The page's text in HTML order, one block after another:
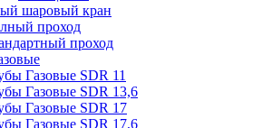
шаровый кран
проход
проход
Газовые SDR 11
Газовые SDR 13,6
Газовые SDR 17
Газовые SDR 17,6